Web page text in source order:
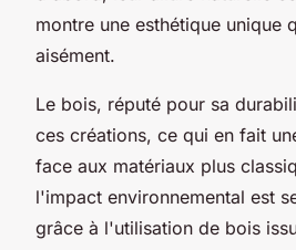
montre une esthétique unique
aisément.
Le bois, réputé pour sa
ces créations, ce qui en fait
face aux matériaux plus
l'impact environnemental est
grâce à l'utilisation de bois